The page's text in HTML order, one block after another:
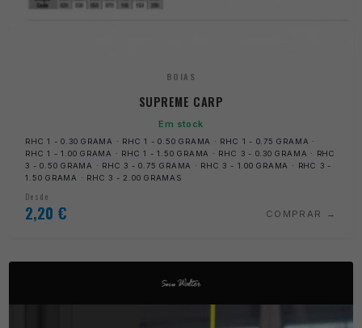
BOIAS
SUPREME CARP
Em stock
RHC 1 - 0.30 GRAMA · RHC 1 - 0.50 GRAMA · RHC 1 - 0.75 GRAMA ·
RHC 1 - 1.00 GRAMA · RHC 1 - 1.50 GRAMA · RHC 3 - 0.30 GRAMA · RHC
3 - 0.50 GRAMA · RHC 3 - 0.75 GRAMA · RHC 3 - 1.00 GRAMA · RHC 3 -
1.50 GRAMA · RHC 3 - 2.00 GRAMAS
Desde
2,20 € COMPRAR